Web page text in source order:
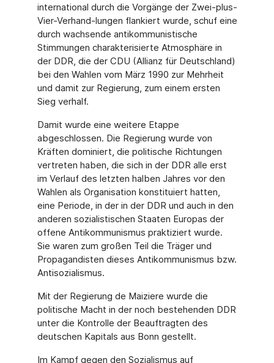
international durch die Vorgänge der Zwei-plus-
Vier-Verhand-lungen flankiert wurde, schuf eine
durch wachsende antikommunistische
Stimmungen charakterisierte Atmosphäre in
der DDR, die der CDU (Allianz für Deutschland)
bei den Wahlen vom März 1990 zur Mehrheit
und damit zur Regierung, zum einem ersten
Sieg verhalf.
Damit wurde eine weitere Etappe
abgeschlossen. Die Regierung wurde von
Kräften dominiert, die politische Richtungen
vertreten haben, die sich in der DDR alle erst
im Verlauf des letzten halben Jahres vor den
Wahlen als Organisation konstituiert hatten,
eine Periode, in der in der DDR und auch in den
anderen sozialistischen Staaten Europas der
offene Antikommunismus praktiziert wurde.
Sie waren zum großen Teil die Träger und
Propagandisten dieses Antikommunismus bzw.
Antisozialismus.
Mit der Regierung de Maiziere wurde die
politische Macht in der noch bestehenden DDR
unter die Kontrolle der Beauftragten des
deutschen Kapitals aus Bonn gestellt.
Im Kampf gegen den Sozialismus auf